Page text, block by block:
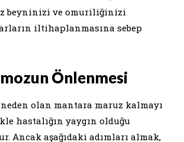
beyninizi ve omuriliğinizi
iltihaplanmasına sebep
Önlenmesi
olan mantara maruz kalmayı
hastalığın yaygın olduğu
Ancak aşağıdaki adımları almak,